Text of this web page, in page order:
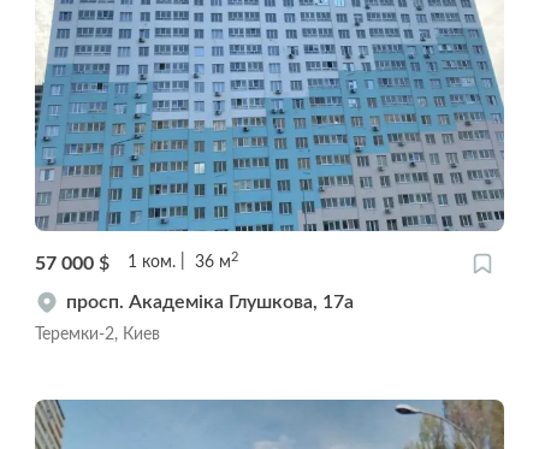
57 000 $ 1 ком. 36 м 2
просп. Академіка Глушкова, 17а
Теремки-2, Киев